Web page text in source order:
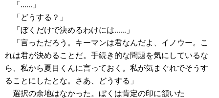
「......」
「どうする？」
「ぼくだけで決めるわけには......」
「言っただろう。キーマンは君なんだよ、イノウー。こ
れは君が決めることだ。手続き的な問題を気にしているな
ら、私から夏目くんに言っておく。私が気まぐれでそうす
ることにしたとな。さあ、どうする」
選択の余地はなかった。ぼくは肯定の印に頷いた